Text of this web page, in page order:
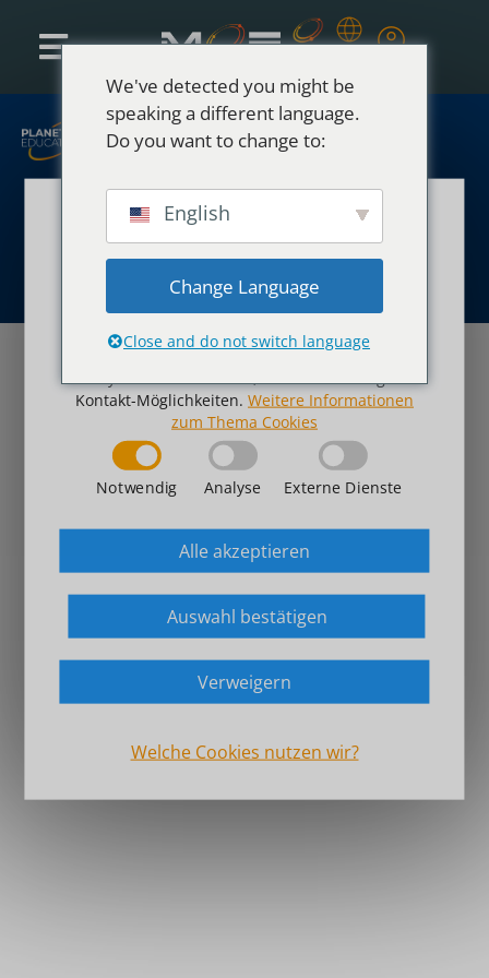
Datenschutzerklärung
ALL RIGHTS RESERVED.
We've detected you might be
speaking a different language.
Do you want to change to:
English
Change Language
Close and do not switch language
Diese Website verwendet
Cookies
Generelle Informationen finden Sie in unserer
Datenschutzerklärung. Wir nutzen Cookies für die
einwandfreie Funktionalität der Website,
Kontakt-Möglichkeiten. Weitere Informationen
zum Thema Cookies
Notwendig Analyse Externe Dienste
Auswahl bestätigen
Verweigern
Alle akzeptieren
Welche Cookies nutzen wir?